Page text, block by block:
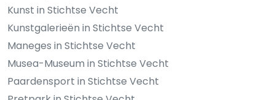
Kunst in Stichtse Vecht
Kunstgalerieën in Stichtse Vecht
Maneges in Stichtse Vecht
Musea-Museum in Stichtse Vecht
Paardensport in Stichtse Vecht